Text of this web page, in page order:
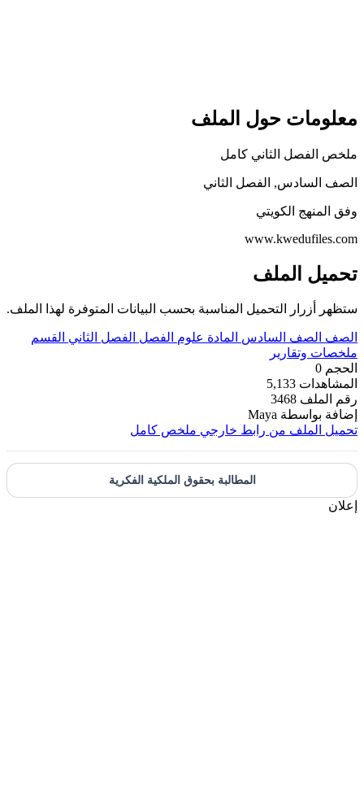
معلومات حول الملف
ملخص الفصل الثاني كامل
الصف السادس, الفصل الثاني
وفق المنهج الكويتي
www.kwedufiles.com
تحميل الملف
ستظهر أزرار التحميل المناسبة بحسب البيانات المتوفرة لهذا الملف.
الصف الصف السادس المادة علوم الفصل الفصل الثاني
القسم
ملخصات وتقارير
الحجم 0
المشاهدات 5,133
رقم الملف 3468
إضافة بواسطة Maya
تحميل الملف من رابط خارجي ملخص كامل
المطالبة بحقوق الملكية الفكرية
إعلان